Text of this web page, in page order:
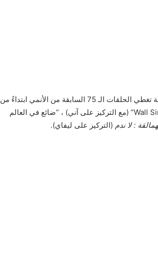
ستة عروض خاصة مجمعة تغطي الحلقات الـ 75 السابقة من الأنمي ابتداءً من
24 أكتوبر. كما ستعرض حلقات الأنمي الأصلية “Wall Sina ، Goodbye” (مع التركيز على آني) ، “ضائع في العالم
: لا ندم (التركيز على ليفاي).